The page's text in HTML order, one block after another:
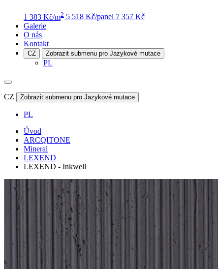
1 383 Kč/m2 5 518 Kč/panel 7 357 Kč
Galerie
O nás
Kontakt
CZ Zobrazit submenu pro Jazykové mutace
PL
CZ Zobrazit submenu pro Jazykové mutace
PL
Úvod
ARCQITONE
Mineral
LEXEND
LEXEND - Inkwell